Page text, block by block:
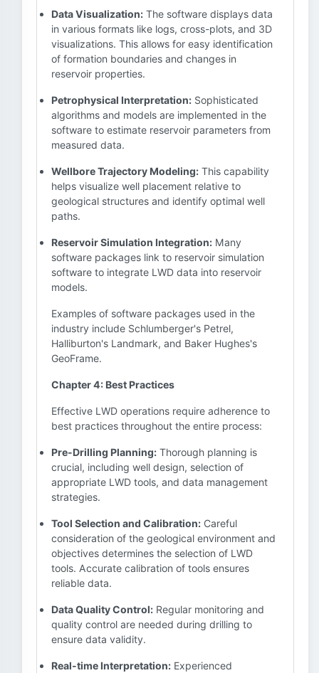
Data Visualization: The software displays data
in various formats like logs, cross-plots, and 3D
visualizations. This allows for easy identification
of formation boundaries and changes in
reservoir properties.
Petrophysical Interpretation: Sophisticated
algorithms and models are implemented in the
software to estimate reservoir parameters from
measured data.
Wellbore Trajectory Modeling: This capability
helps visualize well placement relative to
geological structures and identify optimal well
paths.
Reservoir Simulation Integration: Many
software packages link to reservoir simulation
software to integrate LWD data into reservoir
models.
Examples of software packages used in the
industry include Schlumberger's Petrel,
Halliburton's Landmark, and Baker Hughes's
GeoFrame.
Chapter 4: Best Practices
Effective LWD operations require adherence to
best practices throughout the entire process:
Pre-Drilling Planning: Thorough planning is
crucial, including well design, selection of
appropriate LWD tools, and data management
strategies.
Tool Selection and Calibration: Careful
consideration of the geological environment and
objectives determines the selection of LWD
tools. Accurate calibration of tools ensures
reliable data.
Data Quality Control: Regular monitoring and
quality control are needed during drilling to
ensure data validity.
Real-time Interpretation: Experienced